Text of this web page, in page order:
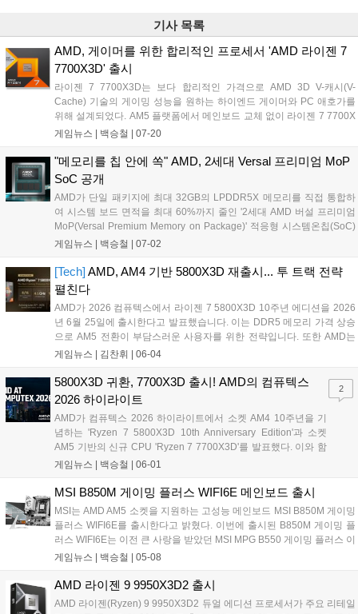
기사 목록
AMD, 게이머를 위한 합리적인 프로세서 'AMD 라이젠 7
7700X3D' 출시
라이젠 7 7700X3D는 보다 합리적인 가격으로 AMD 3D V-캐시(V-
Cache) 기술의 게이밍 성능을 원하는 하이엔드 게이머와 PC 애호가를
위해 설계되었다. AM5 플랫폼에서 메인보드 교체 없이 라이젠 7 7700X
대비 향상된 게이밍 성능을 제공한다. Zen4 공정 기술이 적용된 라이젠
TDP 120W, 총 캐시 104MB 등이다. 지원 칩셋의 메인보드는 A620,
X670E, X670, B650E, B650, X870E, X870, B840, B850 등이다....
게임뉴스 | 백승철 07-20
"메모리를 칩 안에 쏙" AMD, 2세대 Versal 프리미엄 MoP
SoC 공개
AMD가 단일 패키지에 최대 32GB의 LPDDR5X 메모리를 직접 통합하
여 시스템 보드 면적을 최대 60%까지 줄인 '2세대 AMD 버설 프리미엄
MoP(Versal Premium Memory on Package)' 적응형 시스템온칩(SoC)
을 발표했다. 해당 제품은 최대 307GB/s의 압도적인 전송 대역폭을 확보
이다. 고대역폭과 공간 효율성이 필수적인 피지컬 AI, 네트워킹, 전문가
용 비디오 편집 및 국방 가속 시스템 등 다양한 고성능 컴퓨팅 환경에서
핵심적인 역할을 할 것으로 기대된다....
게임뉴스 | 백승철 07-02
[Tech] AMD, AM4 기반 5800X3D 재출시... 투 트랙 전략
펼친다
AMD가 2026 컴퓨텍스에서 라이젠 7 5800X3D 10주년 에디션을 2026
년 6월 25일에 출시한다고 발표했습니다. 이는 DDR5 메모리 가격 상승
으로 AM5 전환이 부담스러운 사용자를 위한 전략입니다. 또한 AMD는
AM5 소켓 지원을 2029년까지 연장하여 사용자의 업그레이드 경로를 보
로 가성비 중심의 소비자 수요를 충족하고 장기적인 플랫폼 지원을 강화
하려는 AMD의 투 트랙 전략이 돋보입니다....
게임뉴스 | 김찬휘 06-04
5800X3D 귀환, 7700X3D 출시! AMD의 컴퓨텍스
2026 하이라이트
AMD가 컴퓨텍스 2026 하이라이트에서 소켓 AM4 10주년을 기
념하는 'Ryzen 7 5800X3D 10th Anniversary Edition'과 소켓
AM5 기반의 신규 CPU 'Ryzen 7 7700X3D'를 발표했다. 이와 함
께 QHD 게임 환경을 겨냥한 그래픽카드 'Radeon RX 9070
을 2029년까지 공식 연장했다....
게임뉴스 | 백승철 06-01
2
MSI B850M 게이밍 플러스 WIFI6E 메인보드 출시
MSI는 AMD AM5 소켓을 지원하는 고성능 메인보드 MSI B850M 게이밍
플러스 WIFI6E를 출시한다고 밝혔다. 이번에 출시된 B850M 게이밍 플
러스 WIFI6E는 이전 큰 사랑을 받았던 MSI MPG B550 게이밍 플러스 이
후 약 6년 만에 국내에 새롭게 선보이는 게이밍 플러스 메인보드 라인업
마의 화사한 실버 및 화이트 톤의 디자인을 채택하여 심미적 완성도를
높인 것이 특징이다....
게임뉴스 | 백승철 05-08
AMD 라이젠 9 9950X3D2 출시
AMD 라이젠(Ryzen) 9 9950X3D2 듀얼 에디션 프로세서가 주요 리테일